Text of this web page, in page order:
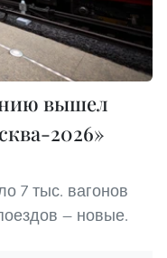
вышел
2026»
7 тыс. вагонов
— новые.